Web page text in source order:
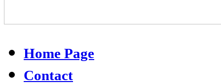
Home Page
Contact